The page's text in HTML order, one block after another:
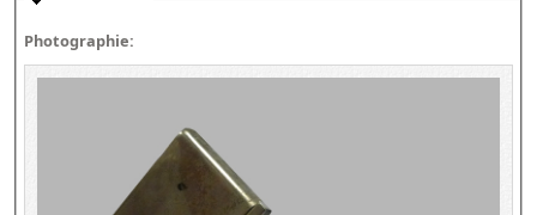
Photographie: